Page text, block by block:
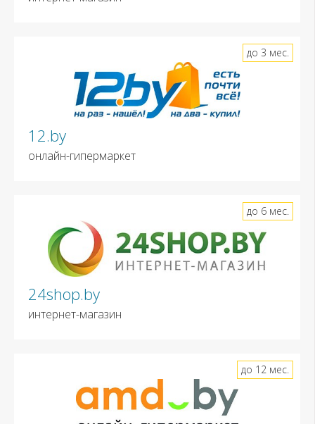
12.by
онлайн-гипермаркет
до 3 мес.
24shop.by
интернет-магазин
до 6 мес.
до 12 мес.